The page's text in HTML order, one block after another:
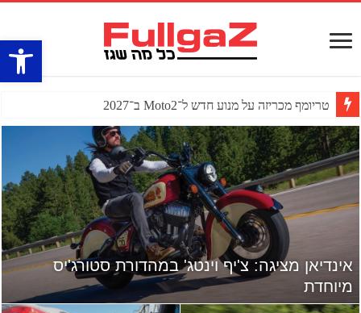
פתח
טריומף מכריזה על מנוע חדש ל־Moto2 ב־2027
אינדיאן מציגה: צ'יף וינטג' במהדורת סטורג'יס
מיוחדת